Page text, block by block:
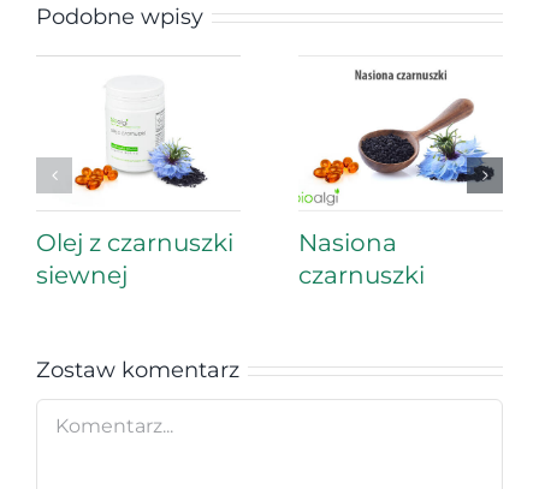
Podobne wpisy
Olej z czarnuszki
siewnej
Nasiona
czarnuszki
Zostaw komentarz